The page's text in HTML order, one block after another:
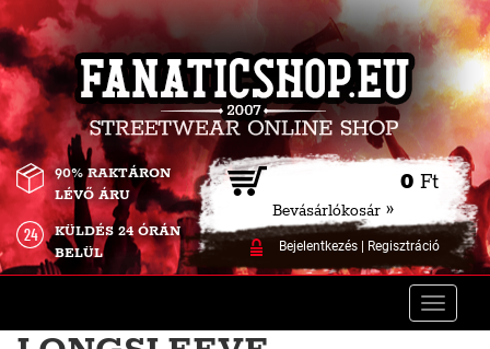
0 Ft
Bevásárlókosár »
Bejelentkezés| Regisztráció
90% RAKTÁRON
LÉVŐ ÁRU
KÜLDÉS 24 ÓRÁN
BELÜL
Toggle